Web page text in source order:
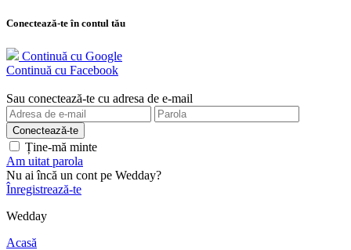
Conectează-te în contul tău
Continuă cu Google
Continuă cu Facebook
Sau conectează-te cu adresa de e-mail
Ține-mă minte
Am uitat parola
Nu ai încă un cont pe Wedday?
Înregistrează-te
Wedday
Acasă